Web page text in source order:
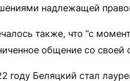
надлежащей
также, что ”с
общение со
году Беляцкий стал